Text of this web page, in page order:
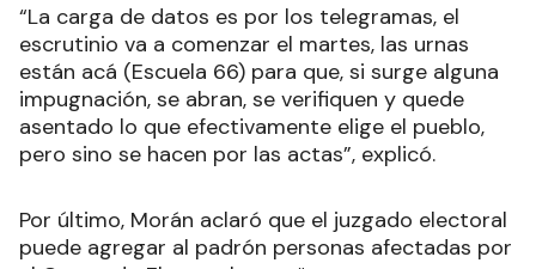
“La carga de datos es por los telegramas, el
escrutinio va a comenzar el martes, las urnas
están acá (Escuela 66) para que, si surge alguna
impugnación, se abran, se verifiquen y quede
asentado lo que efectivamente elige el pueblo,
pero sino se hacen por las actas”, explicó.
Por último, Morán aclaró que el juzgado electoral
puede agregar al padrón personas afectadas por